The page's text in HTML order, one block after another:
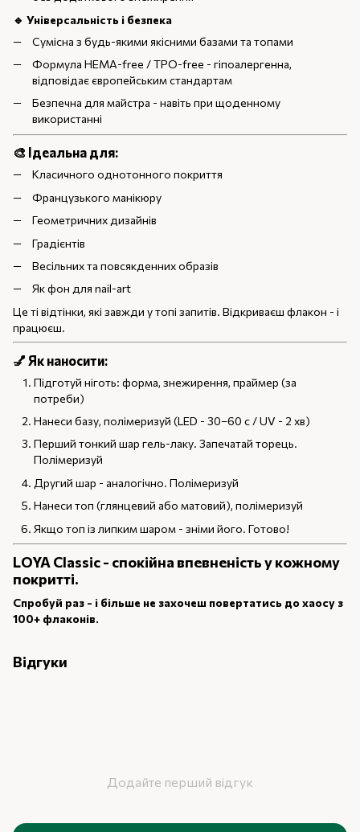
🔹 Універсальність і безпека
Сумісна з будь-якими якісними базами та топами
Формула HEMA-free / TPO-free - гіпоалергенна,
відповідає європейським стандартам
Безпечна для майстра - навіть при щоденному
використанні
🎨 Ідеальна для:
Класичного однотонного покриття
Французького манікюру
Геометричних дизайнів
Градієнтів
Весільних та повсякденних образів
Як фон для nail-art
Це ті відтінки, які завжди у топі запитів. Відкриваєш флакон - і
працюєш.
💅 Як наносити:
Підготуй ніготь: форма, знежирення, праймер (за
потреби)
Нанеси базу, полімеризуй (LED - 30–60 с / UV - 2 хв)
Перший тонкий шар гель-лаку. Запечатай торець.
Полімеризуй
Другий шар - аналогічно. Полімеризуй
Нанеси топ (глянцевий або матовий), полімеризуй
Якщо топ із липким шаром - зніми його. Готово!
LOYA Classic - спокійна впевненість у кожному
покритті.
Спробуй раз - і більше не захочеш повертатись до хаосу з
100+ флаконів.
Відгуки
Додайте перший відгук